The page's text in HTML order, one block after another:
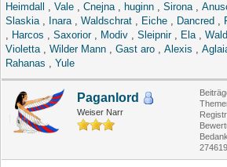
Heimdall
, Vale , Cnejna, huginn , Sirona,
Slaskia, Inara, Waldschrat , Eiche , Dancred ,
, Harcos , Saxorior, Modiv , Sleipnir, Ela,
Violetta, Wilder Mann , Gast aro , Alexis ,
Rahanas , Yule
Paganlord
Weiser Narr